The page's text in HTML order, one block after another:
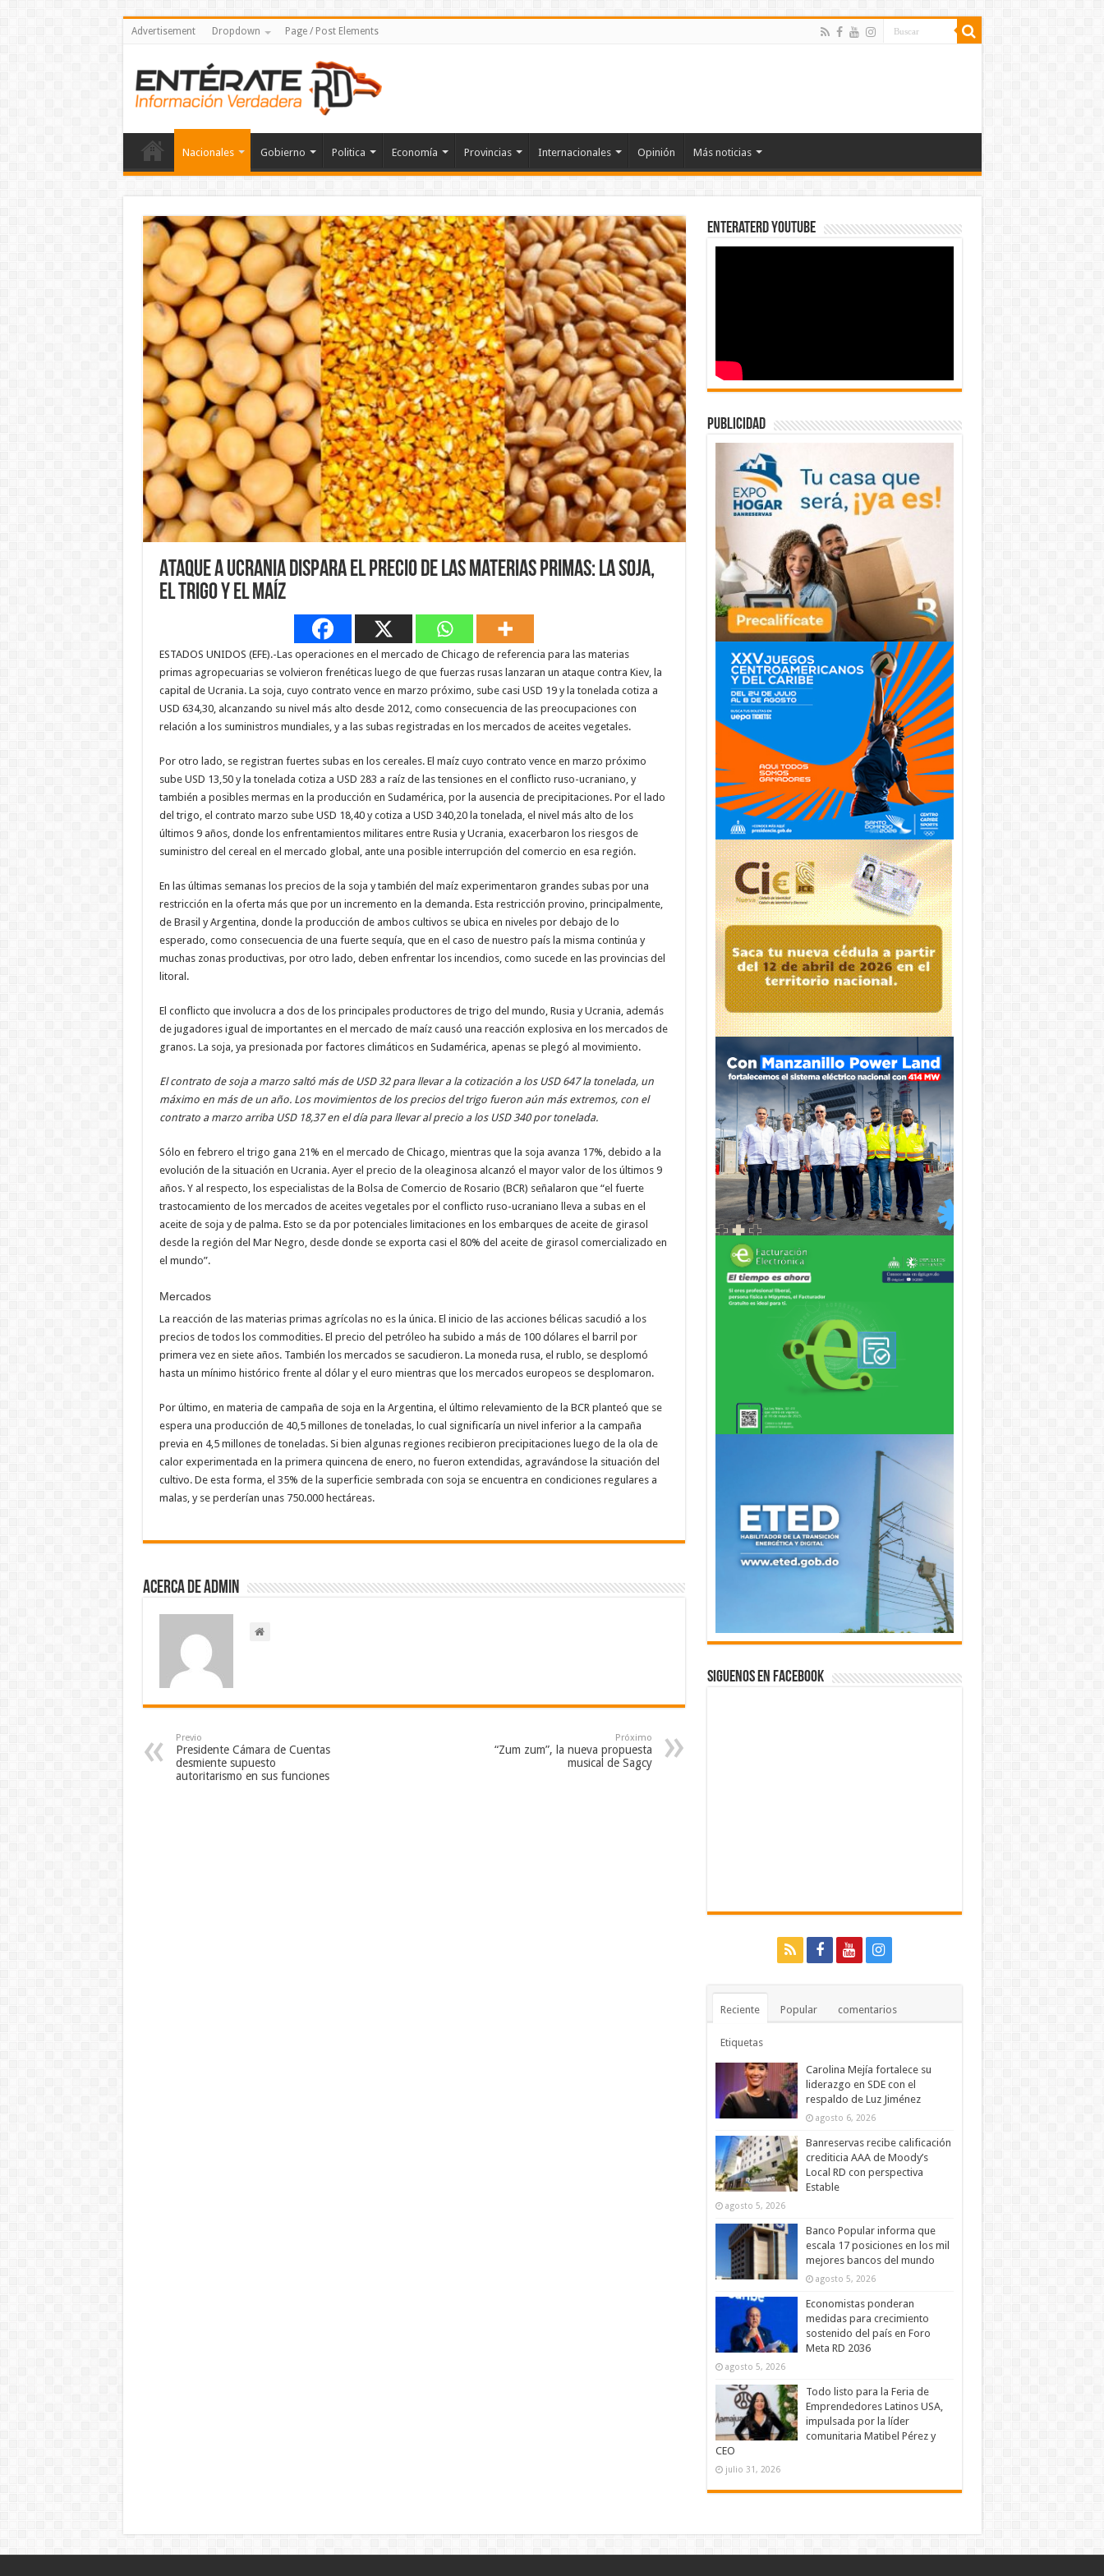
Advertisement Dropdown Page / Post Elements
Nacionales Gobierno Politica Economía Provincias Internacionales Opinión Más noticias
Ataque a Ucrania dispara el precio de las materias primas: la soja,
el trigo y el maíz
ESTADOS UNIDOS (EFE).-Las operaciones en el mercado de Chicago de referencia para las materias
primas agropecuarias se volvieron frenéticas luego de que fuerzas rusas lanzaran un ataque contra Kiev, la
capital de Ucrania. La soja, cuyo contrato vence en marzo próximo, sube casi USD 19 y la tonelada cotiza a
USD 634,30, alcanzando su nivel más alto desde 2012, como consecuencia de las preocupaciones con
relación a los suministros mundiales, y a las subas registradas en los mercados de aceites vegetales.
Por otro lado, se registran fuertes subas en los cereales. El maíz cuyo contrato vence en marzo próximo
sube USD 13,50 y la tonelada cotiza a USD 283 a raíz de las tensiones en el conflicto ruso-ucraniano, y
también a posibles mermas en la producción en Sudamérica, por la ausencia de precipitaciones. Por el lado
del trigo, el contrato marzo sube USD 18,40 y cotiza a USD 340,20 la tonelada, el nivel más alto de los
últimos 9 años, donde los enfrentamientos militares entre Rusia y Ucrania, exacerbaron los riesgos de
suministro del cereal en el mercado global, ante una posible interrupción del comercio en esa región.
En las últimas semanas los precios de la soja y también del maíz experimentaron grandes subas por una
restricción en la oferta más que por un incremento en la demanda. Esta restricción provino, principalmente,
de Brasil y Argentina, donde la producción de ambos cultivos se ubica en niveles por debajo de lo
esperado, como consecuencia de una fuerte sequía, que en el caso de nuestro país la misma continúa y
muchas zonas productivas, por otro lado, deben enfrentar los incendios, como sucede en las provincias del
litoral.
El conflicto que involucra a dos de los principales productores de trigo del mundo, Rusia y Ucrania, además
de jugadores igual de importantes en el mercado de maíz causó una reacción explosiva en los mercados de
granos. La soja, ya presionada por factores climáticos en Sudamérica, apenas se plegó al movimiento.
El contrato de soja a marzo saltó más de USD 32 para llevar a la cotización a los USD 647 la tonelada, un
máximo en más de un año. Los movimientos de los precios del trigo fueron aún más extremos, con el
contrato a marzo arriba USD 18,37 en el día para llevar al precio a los USD 340 por tonelada.
Sólo en febrero el trigo gana 21% en el mercado de Chicago, mientras que la soja avanza 17%, debido a la
evolución de la situación en Ucrania. Ayer el precio de la oleaginosa alcanzó el mayor valor de los últimos 9
años. Y al respecto, los especialistas de la Bolsa de Comercio de Rosario (BCR) señalaron que “el fuerte
trastocamiento de los mercados de aceites vegetales por el conflicto ruso-ucraniano lleva a subas en el
aceite de soja y de palma. Esto se da por potenciales limitaciones en los embarques de aceite de girasol
desde la región del Mar Negro, desde donde se exporta casi el 80% del aceite de girasol comercializado en
el mundo”.
Mercados
La reacción de las materias primas agrícolas no es la única. El inicio de las acciones bélicas sacudió a los
precios de todos los commodities. El precio del petróleo ha subido a más de 100 dólares el barril por
primera vez en siete años. También los mercados se sacudieron. La moneda rusa, el rublo, se desplomó
hasta un mínimo histórico frente al dólar y el euro mientras que los mercados europeos se desplomaron.
Por último, en materia de campaña de soja en la Argentina, el último relevamiento de la BCR planteó que se
espera una producción de 40,5 millones de toneladas, lo cual significaría un nivel inferior a la campaña
previa en 4,5 millones de toneladas. Si bien algunas regiones recibieron precipitaciones luego de la ola de
calor experimentada en la primera quincena de enero, no fueron extendidas, agravándose la situación del
cultivo. De esta forma, el 35% de la superficie sembrada con soja se encuentra en condiciones regulares a
malas, y se perderían unas 750.000 hectáreas.
Acerca de admin
Previo
Presidente Cámara de Cuentas
desmiente supuesto
autoritarismo en sus funciones
Próximo
“Zum zum”, la nueva propuesta
musical de Sagcy
EnterateRD YOUTUBE
publicidad
Siguenos en Facebook
Reciente Popular comentarios
Etiquetas
Carolina Mejía fortalece su
liderazgo en SDE con el
respaldo de Luz Jiménez
agosto 6, 2026
Banreservas recibe calificación
crediticia AAA de Moody’s
Local RD con perspectiva
Estable
agosto 5, 2026
Banco Popular informa que
escala 17 posiciones en los mil
mejores bancos del mundo
agosto 5, 2026
Economistas ponderan
medidas para crecimiento
sostenido del país en Foro
Meta RD 2036
agosto 5, 2026
Todo listo para la Feria de
Emprendedores Latinos USA,
impulsada por la líder
comunitaria Matibel Pérez y
CEO
julio 31, 2026